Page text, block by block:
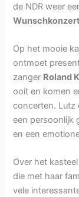
de NDR weer
Wunschkonzert
Op het mooie
ontmoet
zanger Roland
ooit en komen
concerten. Lutz
een persoonlijk
en een
Over het
die met haar
vele